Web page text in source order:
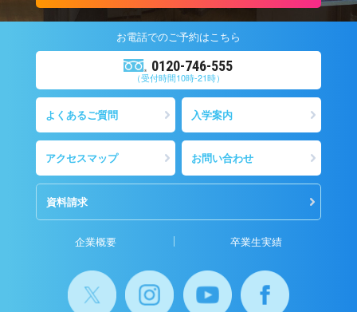
お電話でのご予約はこちら
0120-746-555
（受付時間10時-21時）
よくあるご質問 入学案内
アクセスマップ お問い合わせ
資料請求
企業概要 卒業生実績